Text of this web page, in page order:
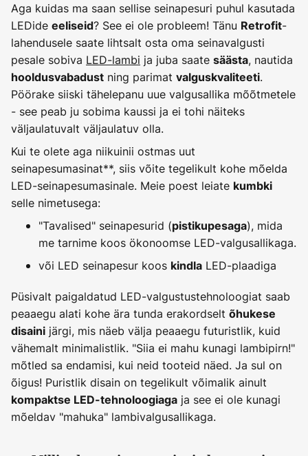
Aga kuidas ma saan sellise seinapesuri puhul kasutada
LEDide eeliseid? See ei ole probleem! Tänu Retrofit-
lahendusele saate lihtsalt osta oma seinavalgusti
pesale sobiva LED-lambi ja juba saate säästa, nautida
hooldusvabadust ning parimat valguskvaliteeti.
Pöörake siiski tähelepanu uue valgusallika mõõtmetele
- see peab ju sobima kaussi ja ei tohi näiteks
väljaulatuvalt väljaulatuv olla.
Kui te olete aga niikuinii ostmas uut
seinapesumasinat**, siis võite tegelikult kohe mõelda
LED-seinapesumasinale. Meie poest leiate kumbki
selle nimetusega:
"Tavalised" seinapesurid (pistikupesaga), mida
me tarnime koos ökonoomse LED-valgusallikaga.
või LED seinapesur koos kindla LED-plaadiga
Püsivalt paigaldatud LED-valgustustehnoloogiat saab
peaaegu alati kohe ära tunda erakordselt õhukese
disaini järgi, mis näeb välja peaaegu futuristlik, kuid
vähemalt minimalistlik. "Siia ei mahu kunagi lambipirn!"
mõtled sa endamisi, kui neid tooteid näed. Ja sul on
õigus! Puristlik disain on tegelikult võimalik ainult
kompaktse LED-tehnoloogiaga ja see ei ole kunagi
mõeldav "mahuka" lambivalgusallikaga.